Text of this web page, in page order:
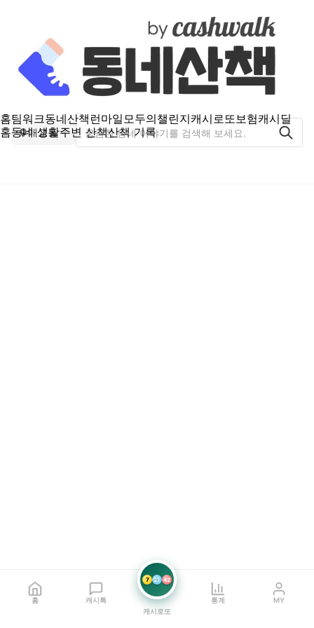
홈팀워크동네산책런마일모두의챌린지캐시로또보험캐시딜
홈동네 생활주변 산책산책 기록
매교동
홈 캐시톡
7 21 42
캐시로또
통계 MY